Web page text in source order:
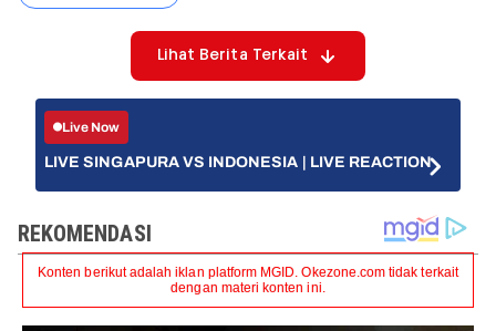
Lihat Berita Terkait
Live Now
LIVE SINGAPURA VS INDONESIA | LIVE REACTION